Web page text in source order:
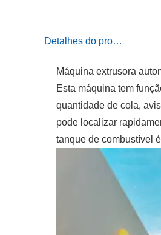
Detalhes do produto
Máquina extrusora
Esta máquina tem
quantidade de cola,
pode localizar
tanque de combustível